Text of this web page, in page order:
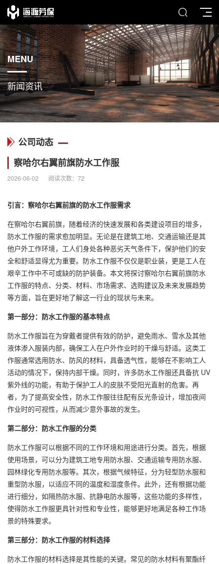
MENU
新闻资讯
公司动态
察哈尔右翼前旗防水工作服
2026-06-02 阅读次数： 72
引言：察哈尔右翼前旗的防水工作服需求
在察哈尔右翼前旗，随着经济的快速发展和各类建设项目的增多，
防水工作服的需求愈加明显。无论是在建筑工地、交通运输还是其
他户外工作环境，工人们身处各种恶劣天气条件下，保护他们的安
全和舒适显得尤为重要。防水工作服不仅仅是职业装，更是工人在
艰辛工作中不可或缺的防护装备。本文将探讨察哈尔右翼前旗防水
工作服的特点、分类、材料、市场需求、选购建议及未来发展趋势
等方面，旨在更好地了解这一行业的现状与未来。
第一部分：防水工作服的基本特点
防水工作服旨在为穿戴者提供有效的防护，避免雨水、雪水及其他
液体渗入服装内部，确保工人在户外作业时的干燥与舒适。这类工
作服通常选用防水、防风的材料，具备透气性，能够在不影响工人
活动的情况下，保持内部干燥。同时，许多防水工作服还具备抗 UV
紫外线的功能，有助于保护工人的皮肤不受阳光直射的危害。再
者，为了提高安全性，防水工作服往往配有反光条设计，增加夜间
作业时的可视性，从而减少意外事故的发生。
第二部分：防水工作服的分类
防水工作服可以根据不同的工作环境和用途进行分类。首先，根据
使用场景，可以分为建筑工地专用防水服、交通运输专用防水服、
园林绿化专用防水服等。其次，根据气候特征，分为轻型防水服和
重型防水服，以适应不同的温度和湿度条件。此外，还有根据功能
进行细分，如隔热防水服、抗静电防水服等，这些功能的多样性，
使得防水工作服更具针对性和专业性，能够更好地满足各种工作场
景的特殊要求。
第三部分：防水工作服的材料选择
防水工作服的材料选择是其性能的关键。常见的防水材料有聚酯纤